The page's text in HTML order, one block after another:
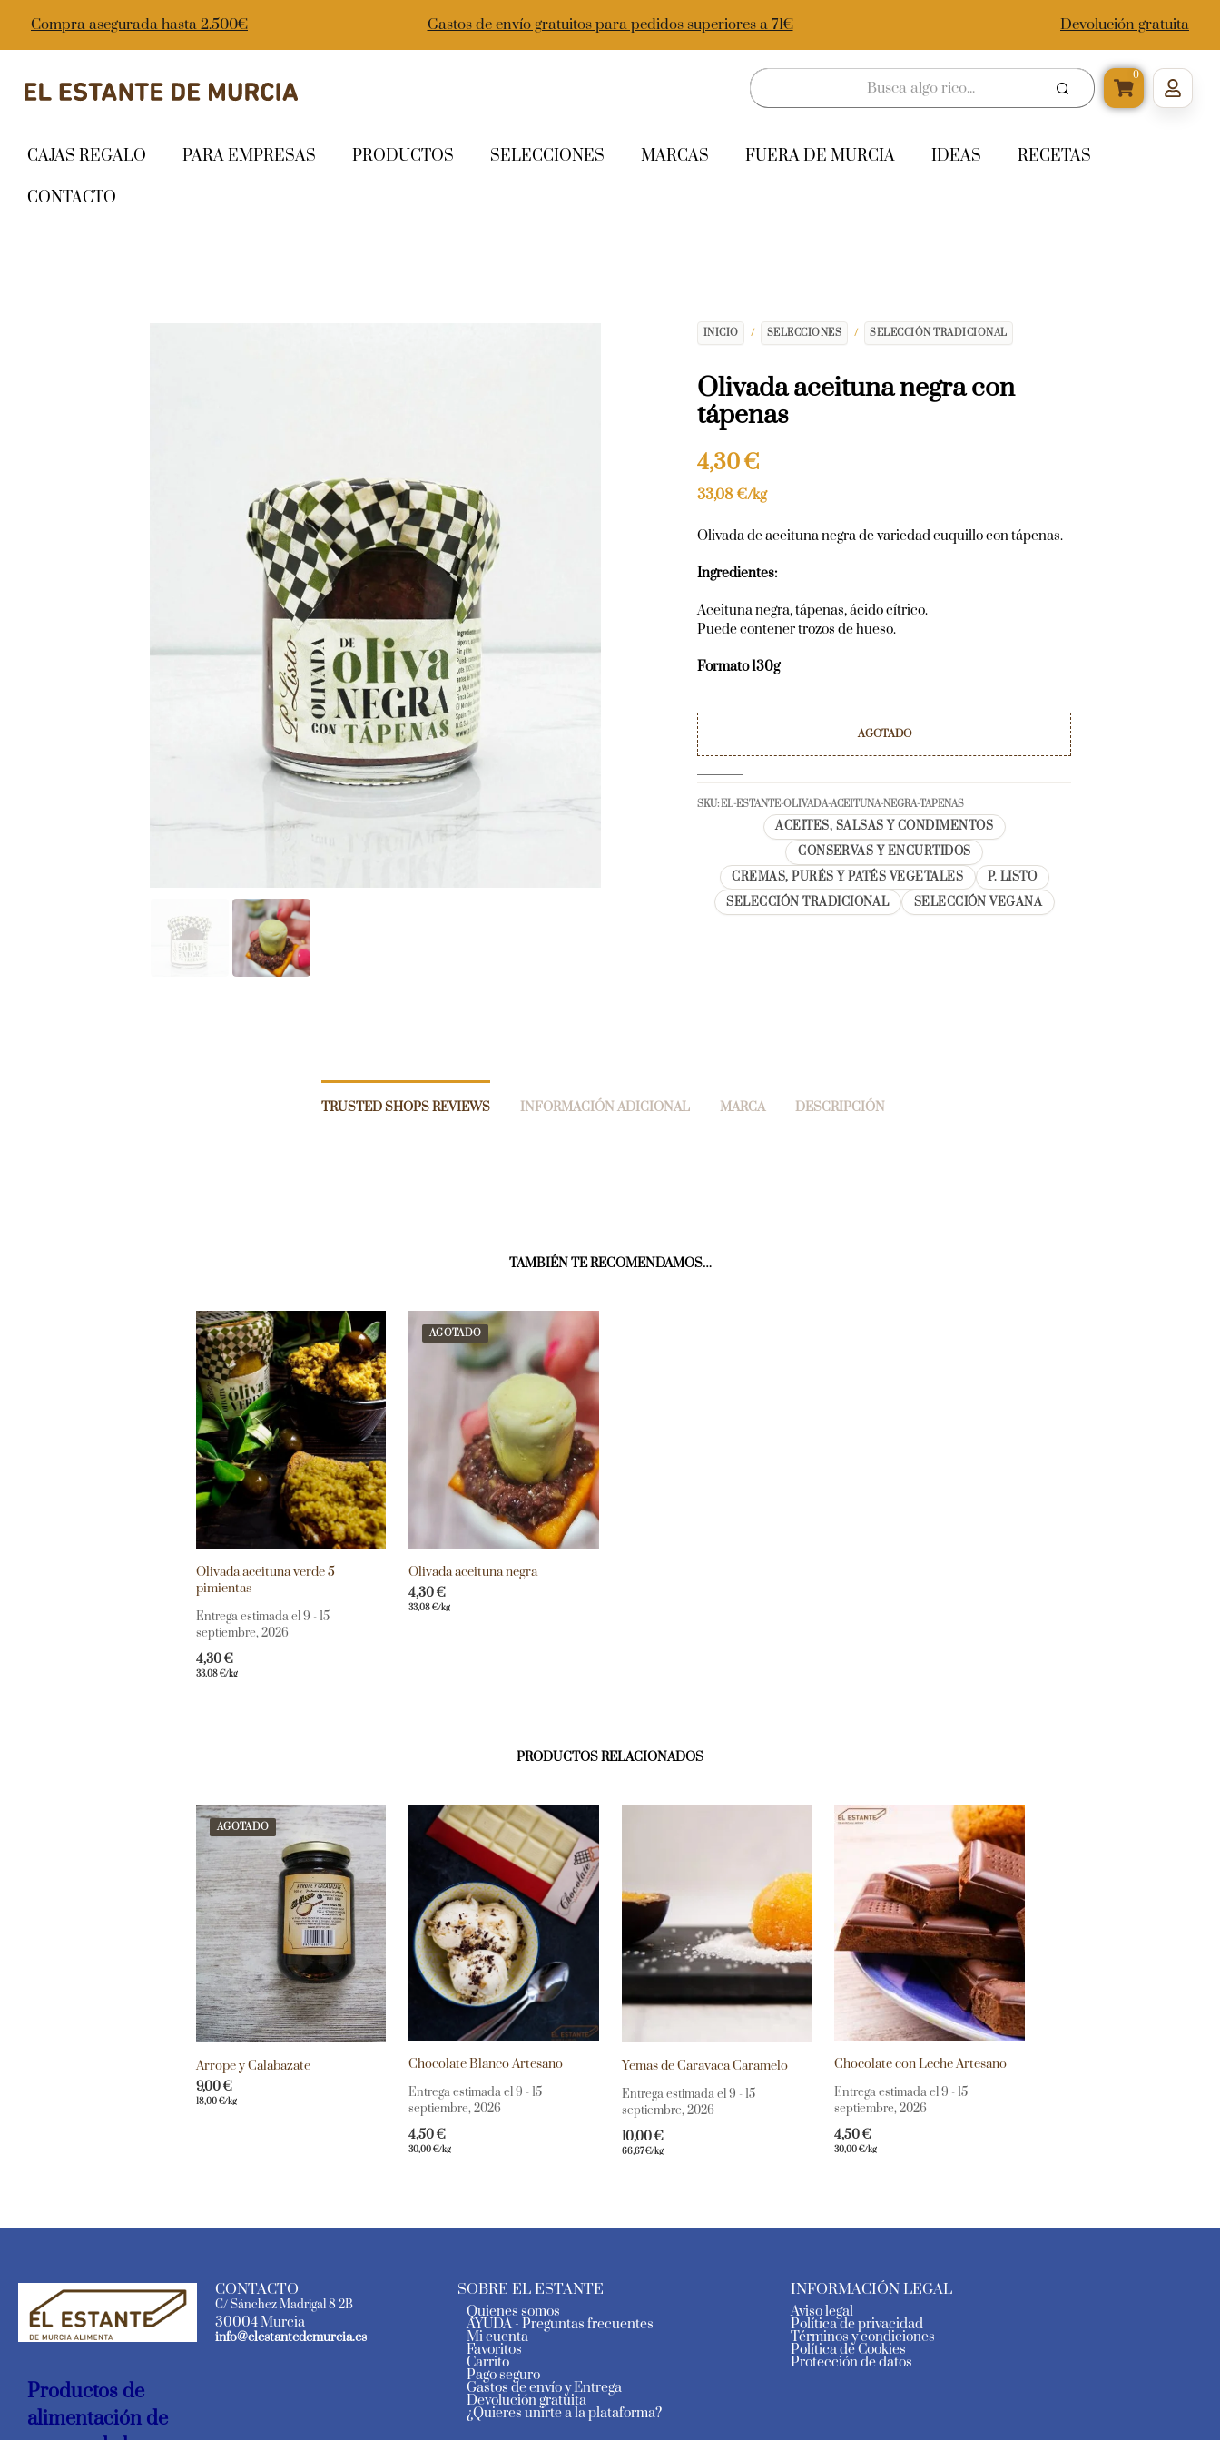
Compra asegurada hasta 2.500€ Gastos de envío gratuitos para pedidos superiores a 71€ Devolución gratuita
0
CAJAS REGALO PARA EMPRESAS PRODUCTOS SELECCIONES MARCAS FUERA DE MURCIA IDEAS RECETAS
CONTACTO
INICIO / SELECCIONES / SELECCIÓN TRADICIONAL
Olivada aceituna negra con
tápenas
4,30€
33,08€/kg
Olivada de aceituna negra de variedad cuquillo con tápenas.
Ingredientes:
Aceituna negra, tápenas, ácido cítrico.
Puede contener trozos de hueso.
Formato 130g
AGOTADO
SKU:EL-ESTANTE-OLIVADA-ACEITUNA-NEGRA-TAPENAS
ACEITES, SALSAS Y CONDIMENTOS
CONSERVAS Y ENCURTIDOS
CREMAS, PURÉS Y PATÉS VEGETALES
P. LISTO
SELECCIÓN TRADICIONAL
SELECCIÓN VEGANA
TRUSTED SHOPS REVIEWS INFORMACIÓN ADICIONAL MARCA DESCRIPCIÓN
TAMBIÉN TE RECOMENDAMOS…
Olivada aceituna verde 5
pimientas
Entrega estimada el 9 - 15
septiembre, 2026
4,30€
33,08€/kg
AGOTADO
Olivada aceituna negra
4,30€
33,08€/kg
PRODUCTOS RELACIONADOS
AGOTADO
Arrope y Calabazate
9,00€
18,00€/kg
Chocolate Blanco Artesano
Entrega estimada el 9 - 15
septiembre, 2026
4,50€
30,00€/kg
Yemas de Caravaca Caramelo
Entrega estimada el 9 - 15
septiembre, 2026
10,00€
66,67€/kg
Chocolate con Leche Artesano
Entrega estimada el 9 - 15
septiembre, 2026
4,50€
30,00€/kg
Productos de
alimentación de
CONTACTO
C/ Sánchez Madrigal 8 2B
30004 Murcia
info@elestantedemurcia.es
SOBRE EL ESTANTE
Quienes somos
AYUDA - Preguntas frecuentes
Mi cuenta
Favoritos
Carrito
Pago seguro
Gastos de envío y Entrega
Devolución gratuita
¿Quieres unirte a la plataforma?
INFORMACIÓN LEGAL
Aviso legal
Política de privacidad
Términos y condiciones
Política de Cookies
Protección de datos